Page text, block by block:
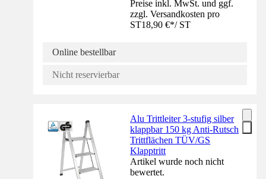
Preise inkl. MwSt. und ggf.
zzgl. Versandkosten pro
ST18,90 €*/ ST
Online bestellbar
Nicht reservierbar
Alu Trittleiter 3-stufig silber
klappbar 150 kg Anti-Rutsch
Trittflächen TÜV/GS
Klapptritt
Artikel wurde noch nicht
bewertet.